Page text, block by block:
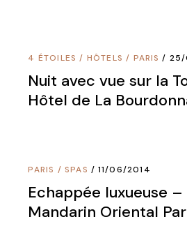
4 ÉTOILES / HÔTELS / PARIS 25/
Nuit avec vue sur la
Hôtel de La
PARIS / SPAS 11/06/2014
Echappée luxueuse –
Mandarin Oriental